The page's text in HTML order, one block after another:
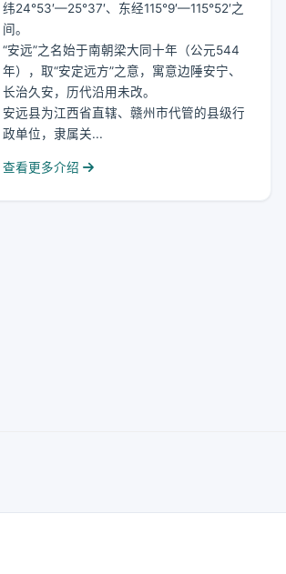
纬24°53′—25°37′、东经115°9′—115°52′之
间。
“安远”之名始于南朝梁大同十年（公元544
年），取“安定远方”之意，寓意边陲安宁、
长治久安，历代沿用未改。
安远县为江西省直辖、赣州市代管的县级行
政单位，隶属关...
查看更多介绍